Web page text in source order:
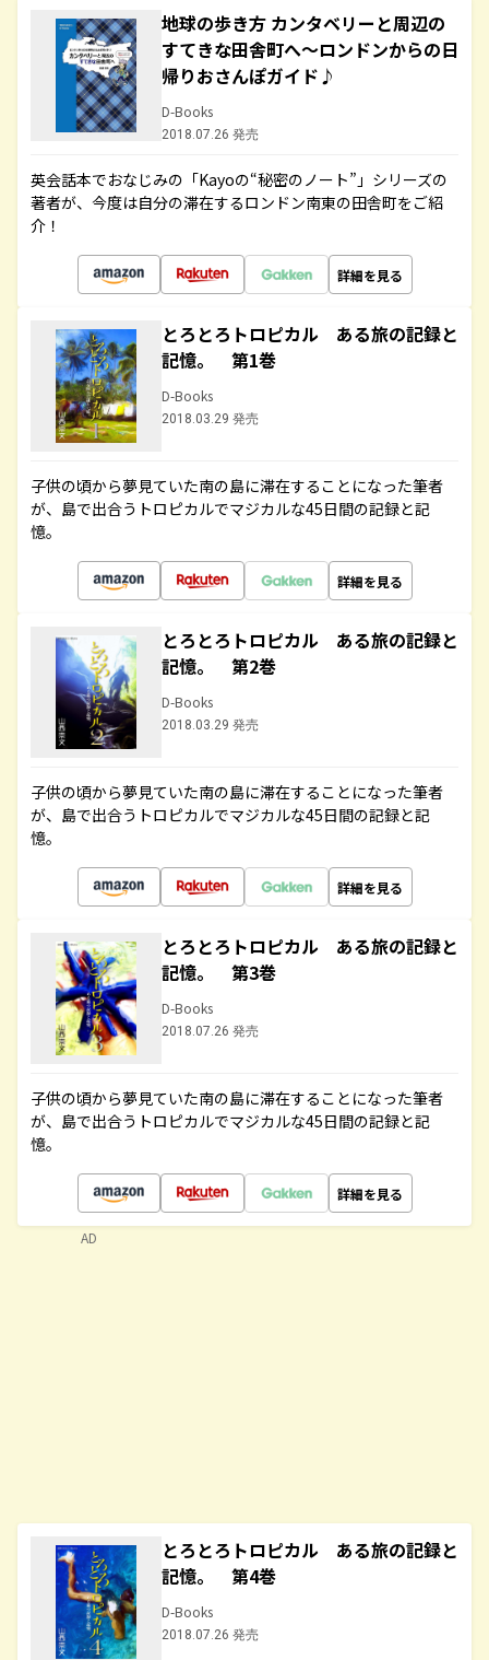
地球の歩き方 カンタベリーと周辺の
すてきな田舎町へ～ロンドンからの日
帰りおさんぽガイド♪
D-Books
2018.07.26 発売
英会話本でおなじみの「Kayoの“秘密のノート”」シリーズの
著者が、今度は自分の滞在するロンドン南東の田舎町をご紹
介！
詳細を見る
とろとろトロピカル ある旅の記録と
記憶。 第1巻
D-Books
2018.03.29 発売
子供の頃から夢見ていた南の島に滞在することになった筆者
が、島で出合うトロピカルでマジカルな45日間の記録と記
憶。
詳細を見る
とろとろトロピカル ある旅の記録と
記憶。 第2巻
D-Books
2018.03.29 発売
子供の頃から夢見ていた南の島に滞在することになった筆者
が、島で出合うトロピカルでマジカルな45日間の記録と記
憶。
詳細を見る
とろとろトロピカル ある旅の記録と
記憶。 第3巻
D-Books
2018.07.26 発売
子供の頃から夢見ていた南の島に滞在することになった筆者
が、島で出合うトロピカルでマジカルな45日間の記録と記
憶。
詳細を見る
とろとろトロピカル ある旅の記録と
記憶。 第4巻
D-Books
2018.07.26 発売
AD